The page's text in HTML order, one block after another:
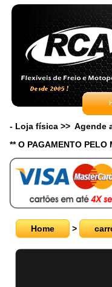
- Loja física >> Agende
** O PAGAMENTO PELO
Home >